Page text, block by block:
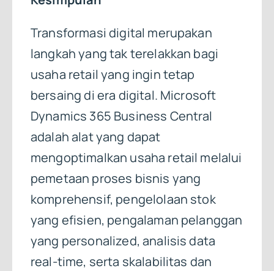
Transformasi digital merupakan
langkah yang tak terelakkan bagi
usaha retail yang ingin tetap
bersaing di era digital. Microsoft
Dynamics 365 Business Central
adalah alat yang dapat
mengoptimalkan usaha retail melalui
pemetaan proses bisnis yang
komprehensif, pengelolaan stok
yang efisien, pengalaman pelanggan
yang personalized, analisis data
real-time, serta skalabilitas dan